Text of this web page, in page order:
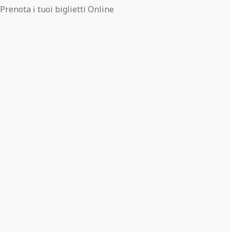
Prenota i tuoi biglietti Online